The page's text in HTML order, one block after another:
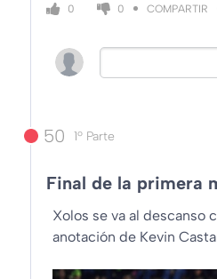
0 0 COMPARTIR
50 1º Parte
Final de la primera
Xolos se va al descanso
anotación de Kevin